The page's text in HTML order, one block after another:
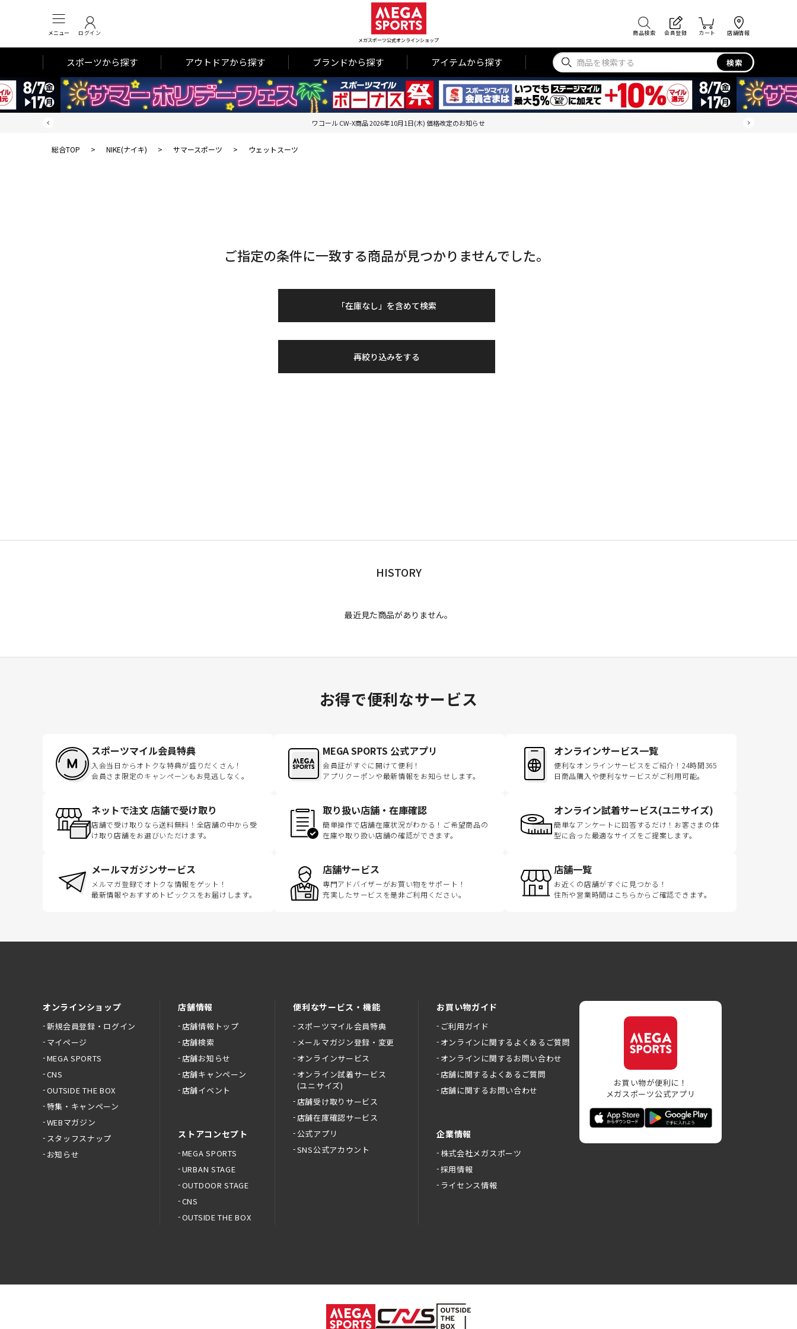
メニュー ログイン
メガスポーツ公式オンラインショップ
商品検索 会員登録 カート 店舗情報
スポーツから探す アウトドアから探す ブランドから探す アイテムから探す 検索
ワコール CW-X商品 2026年10月1日(木) 価格改定のお知らせ
総合TOP > NIKE(ナイキ) > サマースポーツ > ウェットスーツ
ご指定の条件に一致する商品が見つかりませんでした。
「在庫なし」を含めて検索
再絞り込みをする
HISTORY
最近見た商品がありません。
お得で便利なサービス
スポーツマイル会員特典
入会当日からオトクな特典が盛りだくさん！
会員さま限定のキャンペーンもお見逃しなく。
MEGA SPORTS 公式アプリ
会員証がすぐに開けて便利！
アプリクーポンや最新情報をお知らせします。
オンラインサービス一覧
便利なオンラインサービスをご紹介！24時間365
日商品購入や便利なサービスがご利用可能。
ネットで注文 店舗で受け取り
店舗で受け取りなら送料無料！全店舗の中から受
け取り店舗をお選びいただけます。
取り扱い店舗・在庫確認
簡単操作で店舗在庫状況がわかる！ご希望商品の
在庫や取り扱い店舗の確認ができます。
オンライン試着サービス(ユニサイズ)
簡単なアンケートに回答するだけ！お客さまの体
型に合った最適なサイズをご提案します。
メールマガジンサービス
メルマガ登録でオトクな情報をゲット！
最新情報やおすすめトピックスをお届けします。
店舗サービス
専門アドバイザーがお買い物をサポート！
充実したサービスを是非ご利用ください。
店舗一覧
お近くの店舗がすぐに見つかる！
住所や営業時間はこちらからご確認できます。
オンラインショップ
新規会員登録・ログイン
マイページ
MEGA SPORTS
CNS
OUTSIDE THE BOX
特集・キャンペーン
WEBマガジン
スタッフスナップ
お知らせ
店舗情報
店舗情報トップ
店舗検索
店舗お知らせ
店舗キャンペーン
店舗イベント
ストアコンセプト
MEGA SPORTS
URBAN STAGE
OUTDOOR STAGE
CNS
OUTSIDE THE BOX
便利なサービス・機能
スポーツマイル会員特典
メールマガジン登録・変更
オンラインサービス
オンライン試着サービス
(ユニサイズ)
店舗受け取りサービス
店舗在庫確認サービス
公式アプリ
SNS公式アカウント
お買い物ガイド
ご利用ガイド
オンラインに関するよくあるご質問
オンラインに関するお問い合わせ
店舗に関するよくあるご質問
店舗に関するお問い合わせ
企業情報
株式会社メガスポーツ
採用情報
ライセンス情報
お買い物が便利に！
メガスポーツ公式アプリ